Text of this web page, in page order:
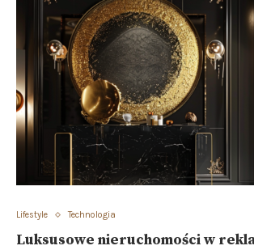
Lifestyle Technologia
Luksusowe nieruchomości w